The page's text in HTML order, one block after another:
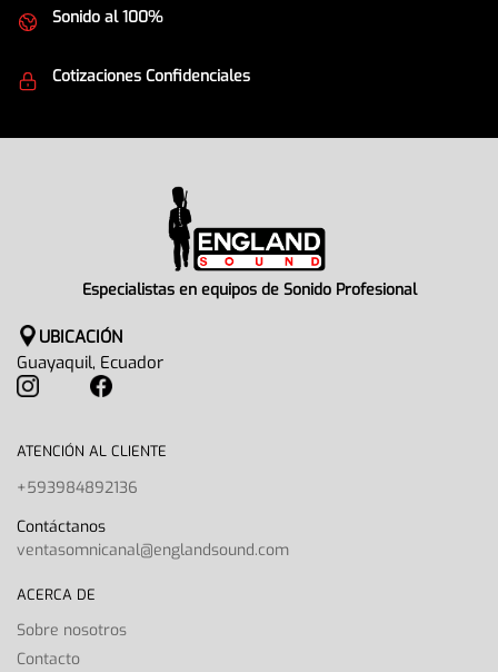
Sonido al 100%
Cotizaciones Confidenciales
Especialistas en equipos de Sonido Profesional
UBICACIÓN
Guayaquil, Ecuador
ATENCIÓN AL CLIENTE
+593984892136
Contáctanos
ventasomnicanal@englandsound.com
ACERCA DE
Sobre nosotros
Contacto